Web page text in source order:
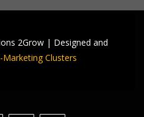
2Grow | Designed and
Marketing Clusters